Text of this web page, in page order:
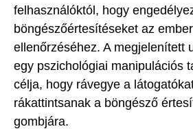
felhasználóktól, hogy
böngészőértesítéseket az
ellenőrzéséhez. A megjelenített
egy pszichológiai manipulációs
célja, hogy rávegye a
rákattintsanak a böngésző
gombjára.